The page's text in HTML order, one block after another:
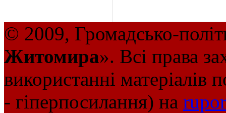
© 2009, Громадсько-
Житомира». Всі права
використанні матеріалів
- гіперпосилання) на